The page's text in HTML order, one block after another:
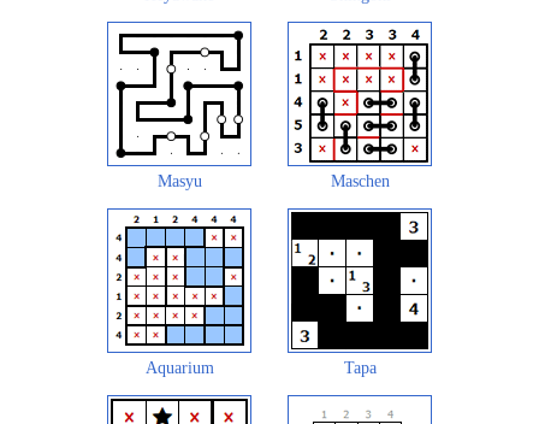
Masyu Maschen
Aquarium Tapa